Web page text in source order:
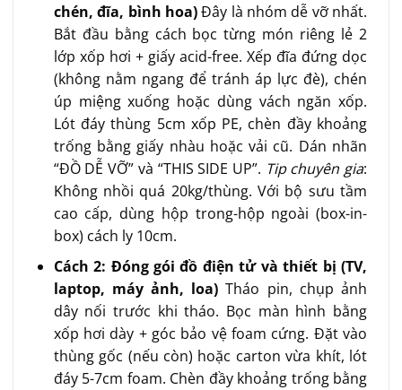
chén, đĩa, bình hoa)Đây là nhóm dễ vỡ nhất.
Bắt đầu bằng cách bọc từng món riêng lẻ 2
lớp xốp hơi + giấy acid-free. Xếp đĩa đứng dọc
(không nằm ngang để tránh áp lực đè), chén
úp miệng xuống hoặc dùng vách ngăn xốp.
Lót đáy thùng 5cm xốp PE, chèn đầy khoảng
trống bằng giấy nhàu hoặc vải cũ. Dán nhãn
“ĐỒ DỄ VỠ” và “THIS SIDE UP”. Tip chuyên gia:
Không nhồi quá 20kg/thùng. Với bộ sưu tầm
cao cấp, dùng hộp trong-hộp ngoài (box-in-
box) cách ly 10cm.
Cách 2: Đóng gói đồ điện tử và thiết bị (TV,
laptop, máy ảnh, loa) Tháo pin, chụp ảnh
dây nối trước khi tháo. Bọc màn hình bằng
xốp hơi dày + góc bảo vệ foam cứng. Đặt vào
thùng gốc (nếu còn) hoặc carton vừa khít, lót
đáy 5-7cm foam. Chèn đầy khoảng trống bằng